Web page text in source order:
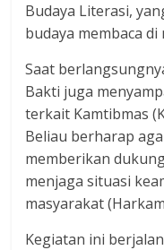
Budaya Literasi,
budaya membaca di
Saat
Bakti juga
terkait Kamtibmas
Beliau berharap
memberikan
menjaga situasi
masyarakat
Kegiatan ini